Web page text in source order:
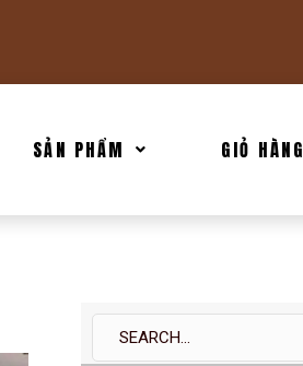
SẢN PHẨM GIỎ HÀNG